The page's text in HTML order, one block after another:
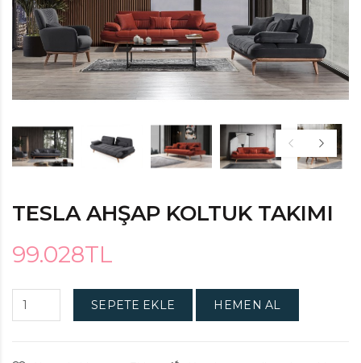
TESLA AHŞAP KOLTUK TAKIMI
99.028TL
SEPETE EKLE HEMEN AL